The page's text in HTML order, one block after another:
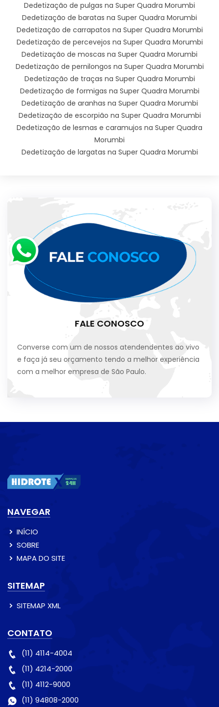
Dedetização de pulgas na Super Quadra Morumbi
Dedetização de baratas na Super Quadra Morumbi
Dedetização de carrapatos na Super Quadra Morumbi
Dedetização de percevejos na Super Quadra Morumbi
Dedetização de moscas na Super Quadra Morumbi
Dedetização de pernilongos na Super Quadra Morumbi
Dedetização de traças na Super Quadra Morumbi
Dedetização de formigas na Super Quadra Morumbi
Dedetização de aranhas na Super Quadra Morumbi
Dedetização de escorpião na Super Quadra Morumbi
Dedetização de lesmas e caramujos na Super Quadra
Morumbi
Dedetização de largatas na Super Quadra Morumbi
FALE CONOSCO
Converse com um de nossos atendendentes ao vivo
e faça já seu orçamento tendo a melhor experiência
com a melhor empresa de São Paulo.
NAVEGAR
INÍCIO
SOBRE
MAPA DO SITE
SITEMAP
SITEMAP XML
CONTATO
(11) 4114-4004
(11) 4214-2000
(11) 4112-9000
(11) 94808-2000